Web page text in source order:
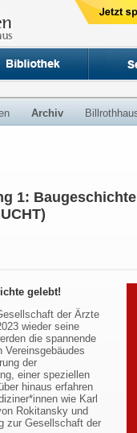
Archiv
1:
gelebt!
der Ärzte
wieder seine
die spannende
Vereinsgebäudes
der
einer speziellen
hinaus erfahren
wie Karl
Rokitansky und
zur Gesellschaft der